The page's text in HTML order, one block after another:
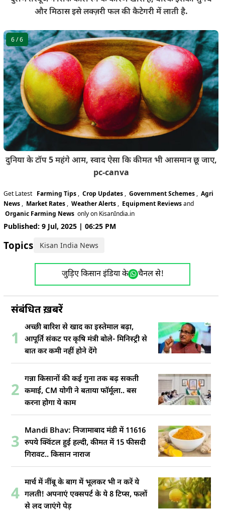
और मिठास इसे लक्ज़री फल की कैटेगरी में लाती है.
6/ 6
दुनिया के टॉप 5 महंगे आम, स्वाद ऐसा कि कीमत भी आसमान छू जाए,
pc-canva
Get Latest Farming Tips , Crop Updates , Government Schemes , Agri
News , Market Rates , Weather Alerts , Equipment Reviewsand
Organic Farming News only on KisanIndia.in
Published: 9 Jul, 2025 | 06:25 PM
Topics: Kisan India News
जुड़िए किसान इंडिया के चैनल से!
संबंधित ख़बरें
1
अच्छी बारिश से खाद का इस्तेमाल बढ़ा,
आपूर्ति संकट पर कृषि मंत्री बोले- मिनिस्ट्री से
बात कर कमी नहीं होने देंगे
2
गन्ना किसानों की कई गुना तक बढ़ सकती
कमाई, CM योगी ने बताया फॉर्मूला.. बस
करना होगा ये काम
3
Mandi Bhav: निजामाबाद मंडी में 11616
रुपये क्विंटल हुई हल्दी, कीमत में 15 फीसदी
गिरावट.. किसान नाराज
4
मार्च में नींबू के बाग में भूलकर भी न करें ये
गलती! अपनाएं एक्सपर्ट के ये 8 टिप्स, फलों
से लद जाएंगे पेड़